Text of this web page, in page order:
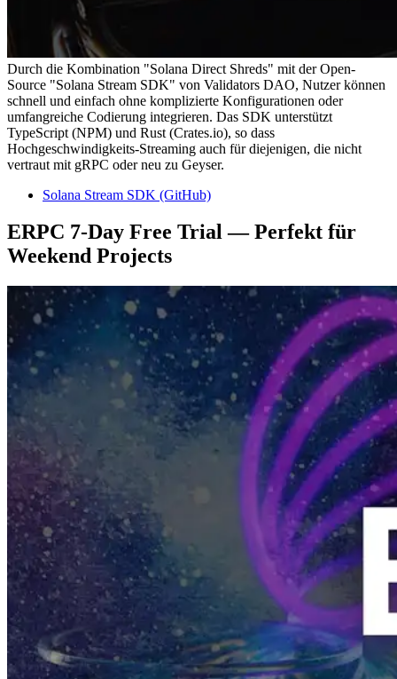
Durch die Kombination "Solana Direct Shreds" mit der Open-
Source "Solana Stream SDK" von Validators DAO, Nutzer können
schnell und einfach ohne komplizierte Konfigurationen oder
umfangreiche Codierung integrieren. Das SDK unterstützt
TypeScript (NPM) und Rust (Crates.io), so dass
Hochgeschwindigkeits-Streaming auch für diejenigen, die nicht
vertraut mit gRPC oder neu zu Geyser.
Solana Stream SDK (GitHub)
ERPC 7-Day Free Trial — Perfekt für
Weekend Projects